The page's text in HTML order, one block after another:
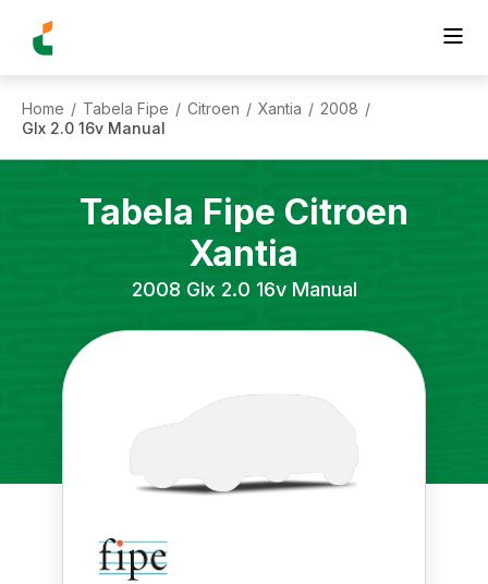
Home / Tabela Fipe / Citroen / Xantia / 2008 /
Glx 2.0 16v Manual
Tabela Fipe Citroen
Xantia
2008 Glx 2.0 16v Manual